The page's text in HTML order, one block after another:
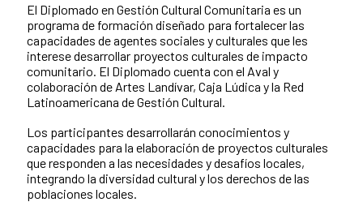
El Diplomado en Gestión Cultural Comunitaria es un
programa de formación diseñado para fortalecer las
capacidades de agentes sociales y culturales que les
interese desarrollar proyectos culturales de impacto
comunitario. El Diplomado cuenta con el Aval y
colaboración de Artes Landívar, Caja Lúdica y la Red
Latinoamericana de Gestión Cultural.
Los participantes desarrollarán conocimientos y
capacidades para la elaboración de proyectos culturales
que responden a las necesidades y desafíos locales,
integrando la diversidad cultural y los derechos de las
poblaciones locales.